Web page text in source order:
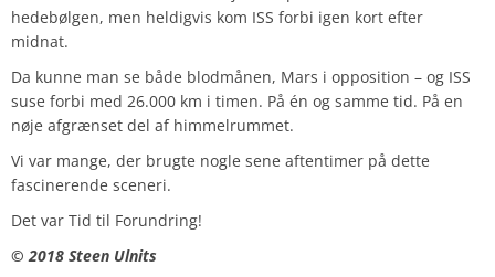
hedebølgen, men heldigvis kom ISS forbi igen kort efter
midnat.
Da kunne man se både blodmånen, Mars i opposition – og ISS
suse forbi med 26.000 km i timen. På én og samme tid. På en
nøje afgrænset del af himmelrummet.
Vi var mange, der brugte nogle sene aftentimer på dette
fascinerende sceneri.
Det var Tid til Forundring!
© 2018 Steen Ulnits